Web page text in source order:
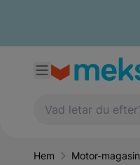
Hem Motor-magasin